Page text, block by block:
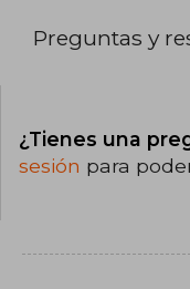
Preguntas y
¿Tienes una
sesión para